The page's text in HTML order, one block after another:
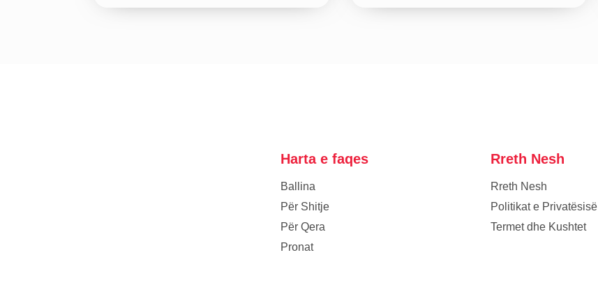
Harta e faqes
Ballina
Për Shitje
Për Qera
Pronat
Rreth Nesh
Rreth Nesh
Politikat e Privatësisë
Termet dhe Kushtet